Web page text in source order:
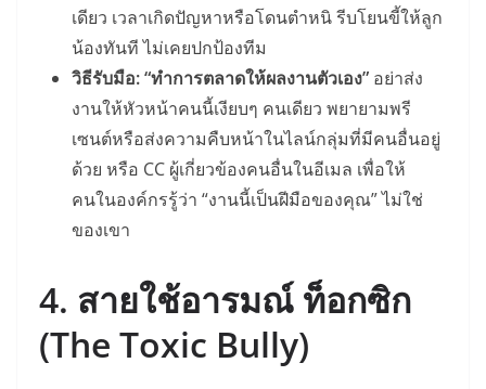
เดียว เวลาเกิดปัญหาหรือโดนตำหนิ รีบโยนขี้ให้ลูก
น้องทันที ไม่เคยปกป้องทีม
วิธีรับมือ:“ทำการตลาดให้ผลงานตัวเอง” อย่าส่ง
งานให้หัวหน้าคนนี้เงียบๆ คนเดียว พยายามพรี
เซนต์หรือส่งความคืบหน้าในไลน์กลุ่มที่มีคนอื่นอยู่
ด้วย หรือ CC ผู้เกี่ยวข้องคนอื่นในอีเมล เพื่อให้
คนในองค์กรรู้ว่า “งานนี้เป็นฝีมือของคุณ” ไม่ใช่
ของเขา
4. สายใช้อารมณ์ ท็อกซิก
(The Toxic Bully)